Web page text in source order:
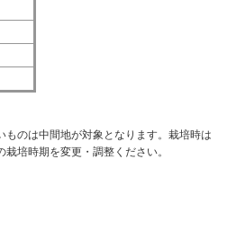
のは中間地が対象となります。栽培時は
培時期を変更・調整ください。